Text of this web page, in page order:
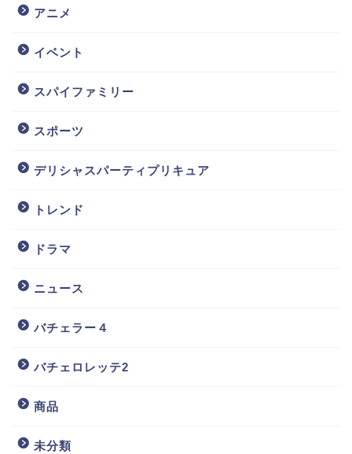
アニメ
イベント
スパイファミリー
スポーツ
デリシャスパーティプリキュア
トレンド
ドラマ
ニュース
バチェラー４
バチェロレッテ2
商品
未分類